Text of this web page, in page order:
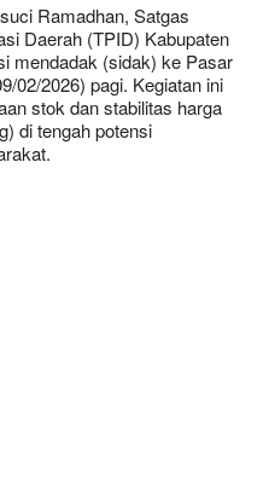
Ramadhan, Satgas
Daerah (TPID) Kabupaten
mendadak (sidak) ke Pasar
02/2026) pagi. Kegiatan ini
stok dan stabilitas harga
di tengah potensi